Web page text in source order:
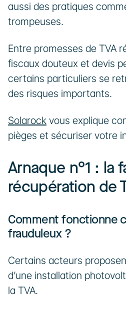
aussi des pratiques
trompeuses.
Entre promesses de TVA
fiscaux douteux et devis
certains particuliers se
des risques importants.
Solarock vous explique
pièges et sécuriser votre
Arnaque n°1 : la
récupération de
‍Comment fonctionne
frauduleux ?
Certains acteurs
d’une installation
la TVA.